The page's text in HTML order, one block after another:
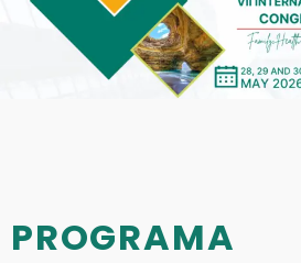
PROGRAMA